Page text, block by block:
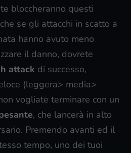
bloccheranno questi
se gli attacchi in scatto a
hanno avuto meno
il danno, dovrete
attack di successo,
(leggera> media>
vogliate terminare con un
, che lancerà in alto
Premendo avanti ed il
tempo, uno dei tuoi